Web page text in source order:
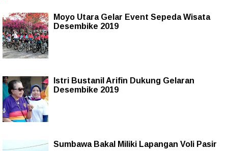
Moyo Utara Gelar Event Sepeda Wisata
Desembike 2019
Istri Bustanil Arifin Dukung Gelaran
Desembike 2019
Sumbawa Bakal Miliki Lapangan Voli Pasir